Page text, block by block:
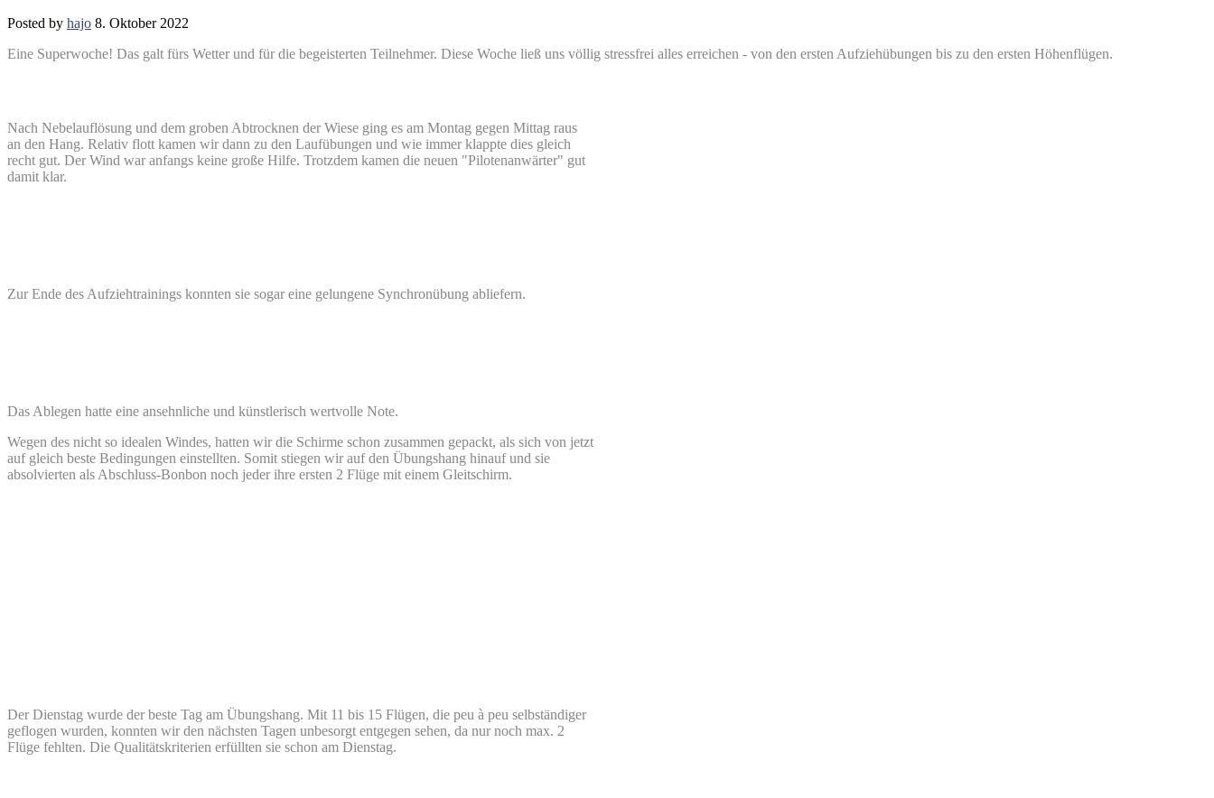
Posted by hajo 8. Oktober 2022
Eine Superwoche! Das galt fürs Wetter und für die begeisterten Teilnehmer. Diese Woche ließ uns völlig stressfrei alles erreichen - von den ersten Aufziehübungen bis zu den ersten Höhenflügen.
Nach Nebelauflösung und dem groben Abtrocknen der Wiese ging es am Montag gegen Mittag raus
an den Hang. Relativ flott kamen wir dann zu den Laufübungen und wie immer klappte dies gleich
recht gut. Der Wind war anfangs keine große Hilfe. Trotzdem kamen die neuen "Pilotenanwärter" gut
damit klar.
Zur Ende des Aufziehtrainings konnten sie sogar eine gelungene Synchronübung abliefern.
Das Ablegen hatte eine ansehnliche und künstlerisch wertvolle Note.
Wegen des nicht so idealen Windes, hatten wir die Schirme schon zusammen gepackt, als sich von jetzt
auf gleich beste Bedingungen einstellten. Somit stiegen wir auf den Übungshang hinauf und sie
absolvierten als Abschluss-Bonbon noch jeder ihre ersten 2 Flüge mit einem Gleitschirm.
Der Dienstag wurde der beste Tag am Übungshang. Mit 11 bis 15 Flügen, die peu à peu selbständiger
geflogen wurden, konnten wir den nächsten Tagen unbesorgt entgegen sehen, da nur noch max. 2
Flüge fehlten. Die Qualitätskriterien erfüllten sie schon am Dienstag.